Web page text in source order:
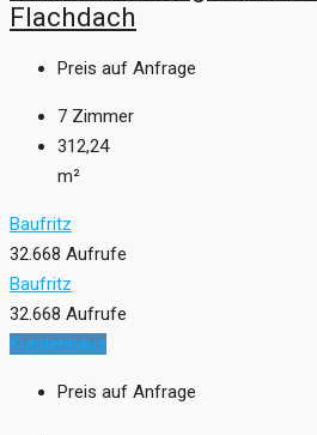
Flachdach
Preis auf Anfrage
7 Zimmer
312,24
m²
Baufritz
32.668 Aufrufe
Baufritz
32.668 Aufrufe
Kundenhaus
Preis auf Anfrage